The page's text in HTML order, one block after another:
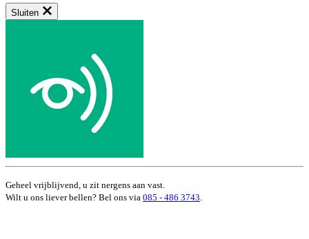
Sluiten
Geheel vrijblijvend, u zit nergens aan vast.
Wilt u ons liever bellen? Bel ons via 085 - 486 3743.